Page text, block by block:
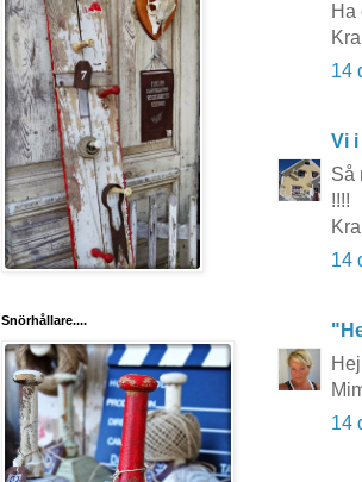
Ha
14
Vi
Så
!!!!
14
14
Snörhållare....